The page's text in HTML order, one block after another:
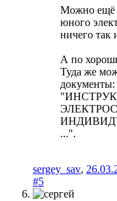
Можно ещё
юного
ничего так
А по
Туда же
...".
sergey_sav,
#5